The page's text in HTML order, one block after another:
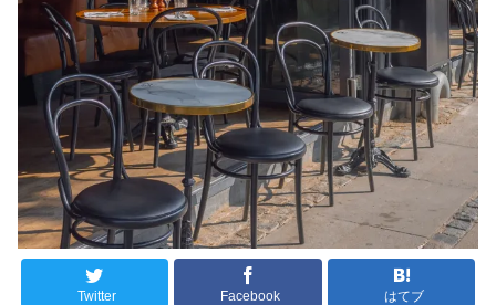
Twitter Facebook はてブ